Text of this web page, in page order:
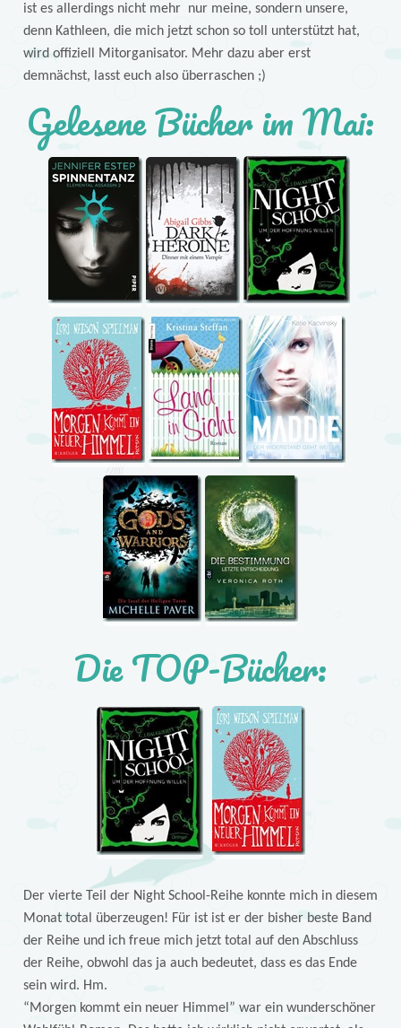
ist es allerdings nicht mehr nur meine, sondern unsere,
denn Kathleen, die mich jetzt schon so toll unterstützt hat,
wird offiziell Mitorganisator. Mehr dazu aber erst
demnächst, lasst euch also überraschen ;)
Gelesene Bücher im Mai:
Die TOP-Bücher:
Der vierte Teil der Night School-Reihe konnte mich in diesem
Monat total überzeugen! Für ist ist er der bisher beste Band
der Reihe und ich freue mich jetzt total auf den Abschluss
der Reihe, obwohl das ja auch bedeutet, dass es das Ende
sein wird. Hm.
“Morgen kommt ein neuer Himmel” war ein wunderschöner